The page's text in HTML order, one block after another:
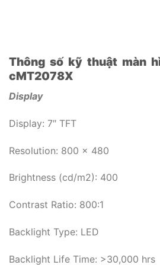
Thông số kỹ thuật màn
cMT2078X
Display
Display: 7″ TFT
Resolution: 800 x 480
Brightness (cd/m2): 400
Contrast Ratio: 800:1
Backlight Type: LED
Backlight Life Time: >30,000 hrs